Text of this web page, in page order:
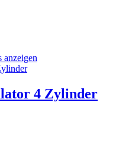
anzeigen
4 Zylinder